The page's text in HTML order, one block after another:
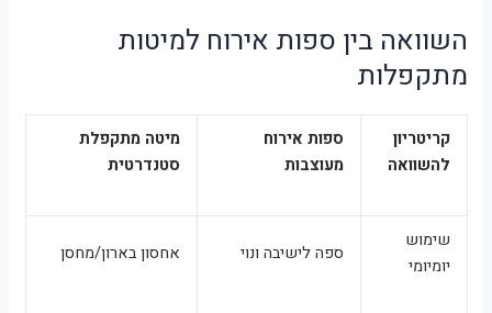
השוואה בין ספות אירוח למיטות
מתקפלות
קריטריון
להשוואה
ספות אירוח
מעוצבות
מיטה מתקפלת
סטנדרטית
שימוש
יומיומי
ספה לישיבה ונוי אחסון בארון/מחסן